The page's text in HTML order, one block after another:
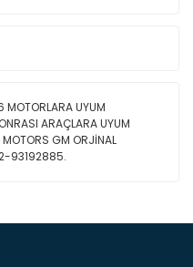
MOTORLARA UYUM
ARAÇLARA UYUM
MOTORS GM ORJİNAL
93192885.